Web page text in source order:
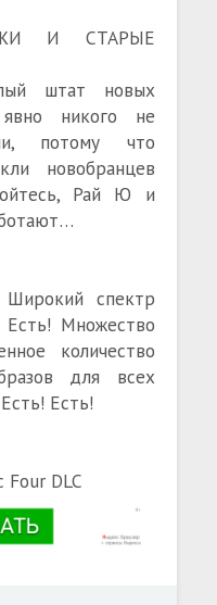
И СТАРЫЕ
штат новых
никого не
потому что
новобранцев
Рай Ю и
спектр
Есть! Множество
количество
для всех
Есть!
Four DLC